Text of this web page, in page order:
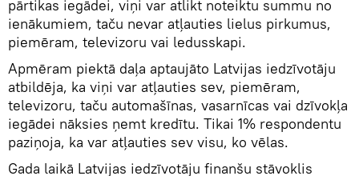
pārtikas iegādei, viņi var atlikt noteiktu summu no
ienākumiem, taču nevar atļauties lielus pirkumus,
piemēram, televizoru vai ledusskapi.
Apmēram piektā daļa aptaujāto Latvijas iedzīvotāju
atbildēja, ka viņi var atļauties sev, piemēram,
televizoru, taču automašīnas, vasarnīcas vai dzīvokļa
iegādei nāksies ņemt kredītu. Tikai 1% respondentu
paziņoja, ka var atļauties sev visu, ko vēlas.
Gada laikā Latvijas iedzīvotāju finanšu stāvoklis